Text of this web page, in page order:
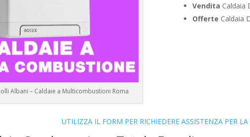
Albani – Caldaie a Multicombustioni Roma
Vendita Caldaia
Offerte Caldaia
UTILIZZA IL FORM PER RICHIEDERE ASSISTENZA PER